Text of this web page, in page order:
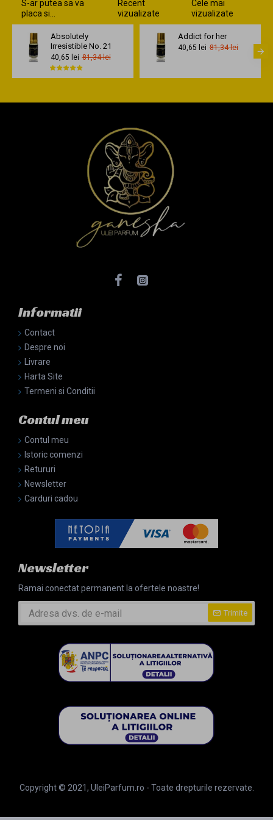
S-ar putea sa va
placa si...
Recent
vizualizate
Cele mai
vizualizate
Absolutely
Irresistible No. 21
40,65 lei 81,34 lei
Addict for her
40,65 lei 81,34 lei
Informatii
Contact
Despre noi
Livrare
Harta Site
Termeni si Conditii
Contul meu
Contul meu
Istoric comenzi
Retururi
Newsletter
Carduri cadou
Newsletter
Ramai conectat permanent la ofertele noastre!
Trimite
Copyright © 2021, UleiParfum.ro - Toate drepturile rezervate.